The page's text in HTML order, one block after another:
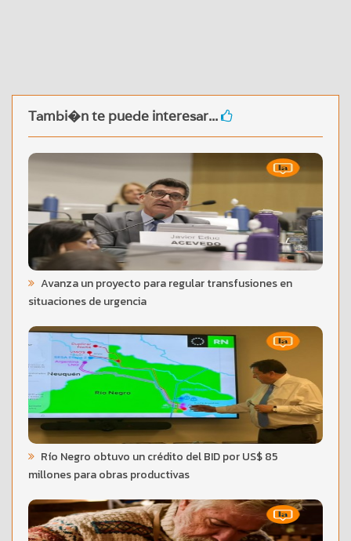
Tambi�n te puede interesar...
Avanza un proyecto para regular transfusiones en
situaciones de urgencia
Río Negro obtuvo un crédito del BID por US$ 85
millones para obras productivas